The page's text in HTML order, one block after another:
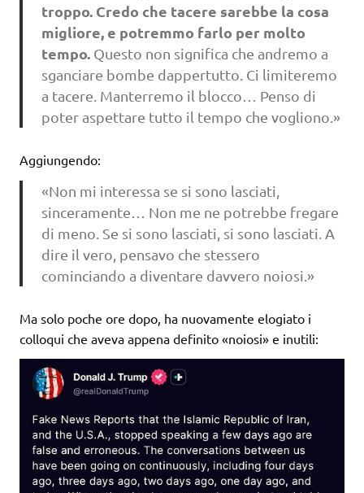
troppo. Credo che tacere sarebbe la cosa
migliore, e potremmo farlo per molto
tempo.Questo non significa che andremo a
sganciare bombe dappertutto. Ci limiteremo
a tacere. Manterremo il blocco… Penso di
poter aspettare tutto il tempo che vogliono.»
Aggiungendo:
«Non mi interessa se si sono lasciati,
sinceramente… Non me ne potrebbe fregare
di meno. Se si sono lasciati, si sono lasciati. A
dire il vero, pensavo che stessero
cominciando a diventare davvero noiosi.»
Ma solo poche ore dopo, ha nuovamente elogiato i
colloqui che aveva appena definito «noiosi» e inutili: